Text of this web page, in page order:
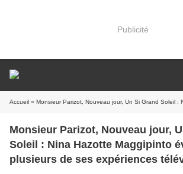
Publicité
Accueil » Monsieur Parizot, Nouveau jour, Un Si Grand Soleil : Nina Hazotte Maggipinto évoque
Monsieur Parizot, Nouveau jour,
Soleil : Nina Hazotte Maggipinto
plusieurs de ses expériences